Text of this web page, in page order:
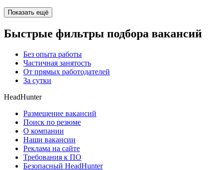
Показать ещё
Быстрые фильтры подбора вакансий
Без опыта работы
Частичная занятость
От прямых работодателей
За сутки
HeadHunter
Размещение вакансий
Поиск по резюме
О компании
Наши вакансии
Реклама на сайте
Требования к ПО
Безопасный HeadHunter